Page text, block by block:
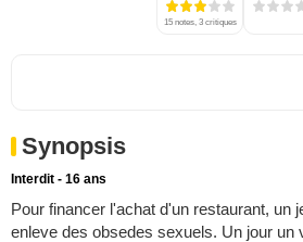
15 notes, 3 critiques
Synopsis
Interdit - 16 ans
Pour financer l'achat d'un restaurant, un
enleve des obsedes sexuels. Un jour un